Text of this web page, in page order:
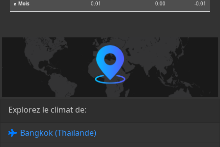
⌀ Mois 0.01 0.00 -0.01
Explorez le climat de:
Bangkok (Thaïlande)